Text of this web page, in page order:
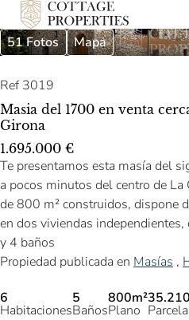
51 Fotos
Mapa
Ref 3019
Masia del 1700 en venta
Girona
1.695.000 €
Te presentamos esta masía del
a pocos minutos del centro de La
de 800 m² construidos, dispone
en dos viviendas
y 4 baños
Propiedad publicada en Masías ,
6
Habitaciones
5
Baños
800m²
Plano Parcela